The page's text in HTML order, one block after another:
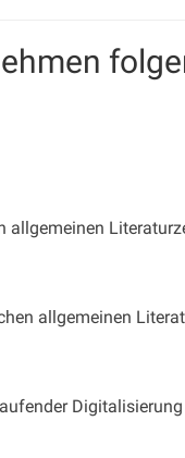
allgemeinen
allgemeinen